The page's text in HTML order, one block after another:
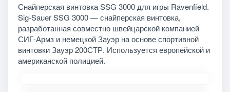
Снайперская винтовка SSG 3000 для игры Ravenfield.
Sig-Sauer SSG 3000 — снайперская винтовка,
разработанная совместно швейцарской компанией
СИГ-Армз и немецкой Зауэр на основе спортивной
винтовки Зауэр 200СТР. Используется европейской и
американской полицией.